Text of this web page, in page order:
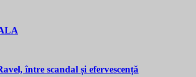
între scandal și efervescență